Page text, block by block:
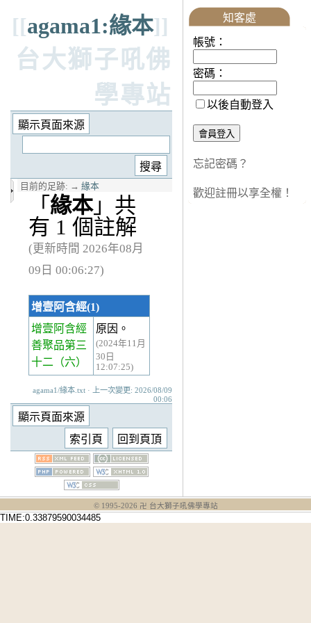
[[agama1:緣本]]
台大獅子吼佛
學專站
目前的足跡: → 緣本
「 緣本」共
有 1 個註解
(更新時間 2026年08月
09日 00:06:27)
增壹阿含經(1)
增壹阿含經
善聚品第三
十二 （六）
原因。
(2024年11月
30日
12:07:25)
agama1/緣本.txt · 上一次變更: 2026/08/09
00:06
知客處
帳號：
密碼：
以後自動登入
忘記密碼？
歡迎註冊以享全權！
© 1995-2026 卍 台大獅子吼佛學專站
TIME:0.33879590034485